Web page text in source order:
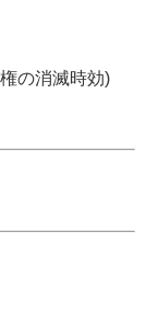
の消滅時効)